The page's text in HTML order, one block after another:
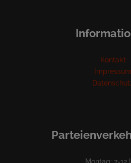
Kontakt
Impressum
Montag: 7-12